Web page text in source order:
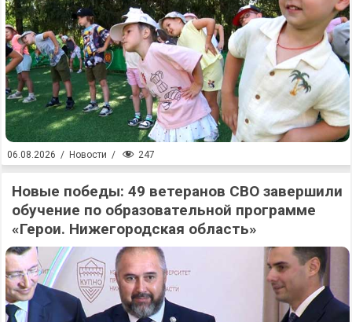
06.08.2026 / Новости / 247
Новые победы: 49 ветеранов СВО завершили
обучение по образовательной программе
«Герои. Нижегородская область»